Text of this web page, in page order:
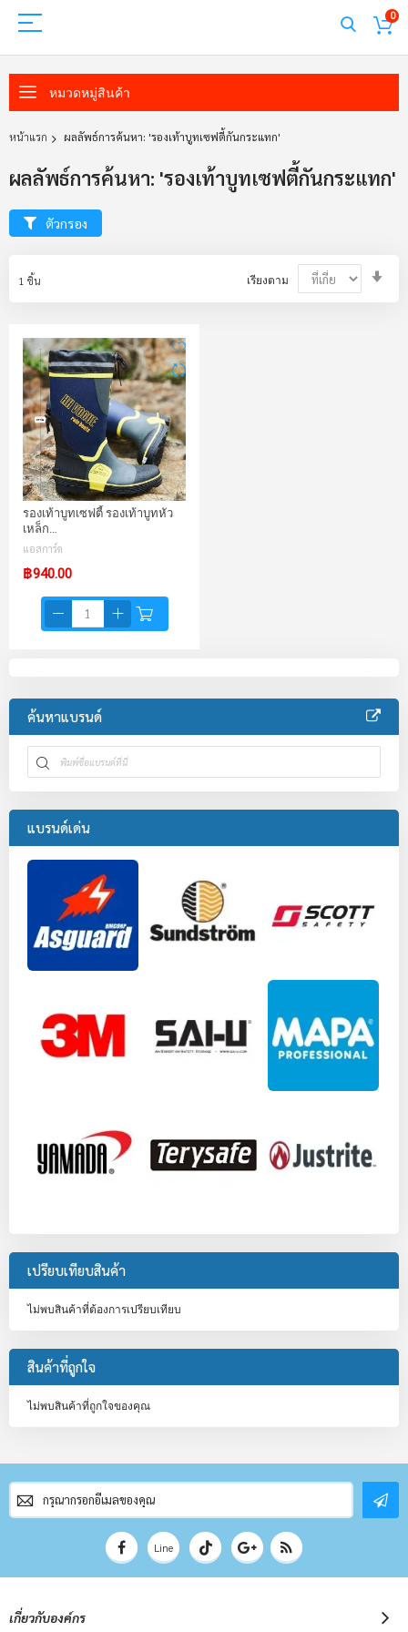
0
หมวดหมู่สินค้า
หน้าแรก ผลลัพธ์การค้นหา: 'รองเท้าบูทเซฟตี้กันกระแทก'
ผลลัพธ์การค้นหา: 'รองเท้าบูทเซฟตี้กันกระแทก'
1 ชิ้น เรียงตาม
รองเท้าบูทเซฟตี้ รองเท้าบูทหัว
เหล็ก…
แอสการ์ด
฿940.00
ตัวกรอง
ค้นหาแบรนด์
แบรนด์เด่น
เปรียบเทียบสินค้า
ไม่พบสินค้าที่ต้องการเปรียบเทียบ
สินค้าที่ถูกใจ
ไม่พบสินค้าที่ถูกใจของคุณ
สมัคร
สมาชิก
จดหมาย
Line
เกี่ยวกับองค์กร